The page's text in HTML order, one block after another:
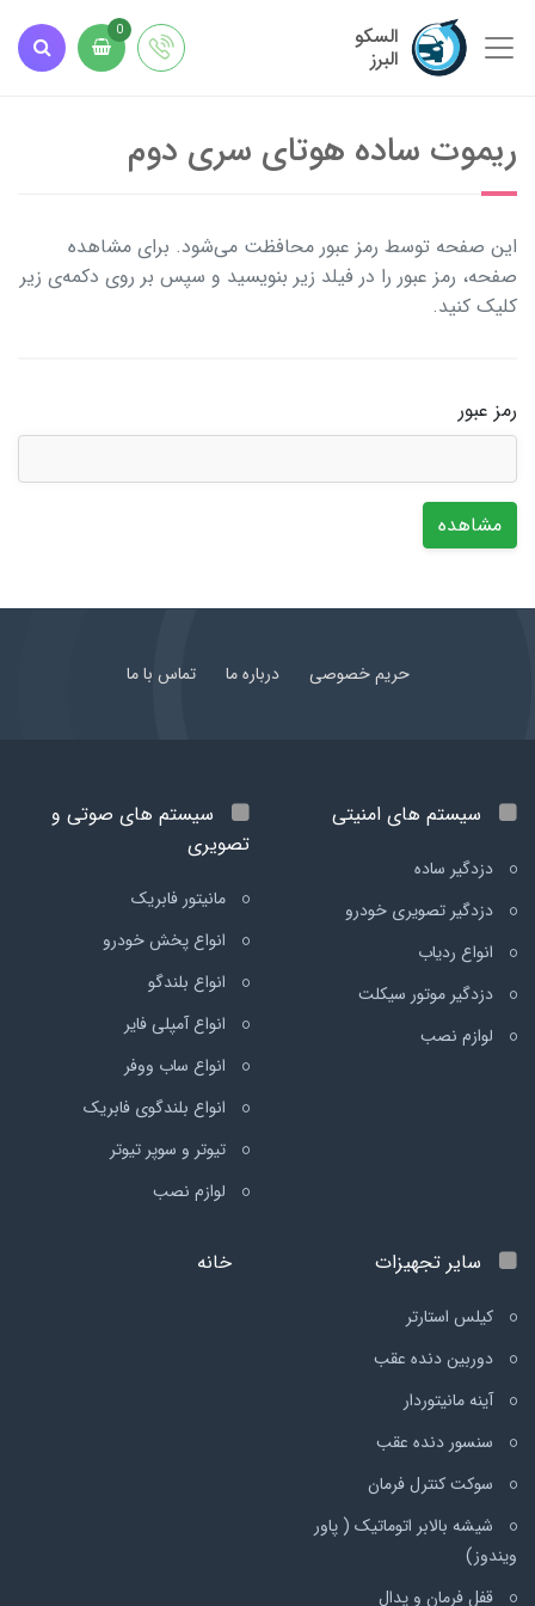
السکو
البرز
0
ریموت ساده هوتای سری دوم
این صفحه توسط رمز عبور محافظت می‌شود. برای مشاهده
صفحه، رمز عبور را در فیلد زیر بنویسید و سپس بر روی دکمه‌ی زیر
کلیک کنید.
رمز عبور
مشاهده
حریم خصوصی درباره ما تماس با ما
سیستم های امنیتی
دزدگیر ساده
دزدگیر تصویری خودرو
انواع ردیاب
دزدگیر موتور سیکلت
لوازم نصب
سیستم های صوتی و
تصویری
مانیتور فابریک
انواع پخش خودرو
انواع بلندگو
انواع آمپلی فایر
انواع ساب ووفر
انواع بلندگوی فابریک
تیوتر و سوپر تیوتر
لوازم نصب
سایر تجهیزات
کیلس استارتر
دوربین دنده عقب
آینه مانیتوردار
سنسور دنده عقب
سوکت کنترل فرمان
شیشه بالابر اتوماتیک ( پاور
ویندوز)
قفل فرمان و پدال
خانه